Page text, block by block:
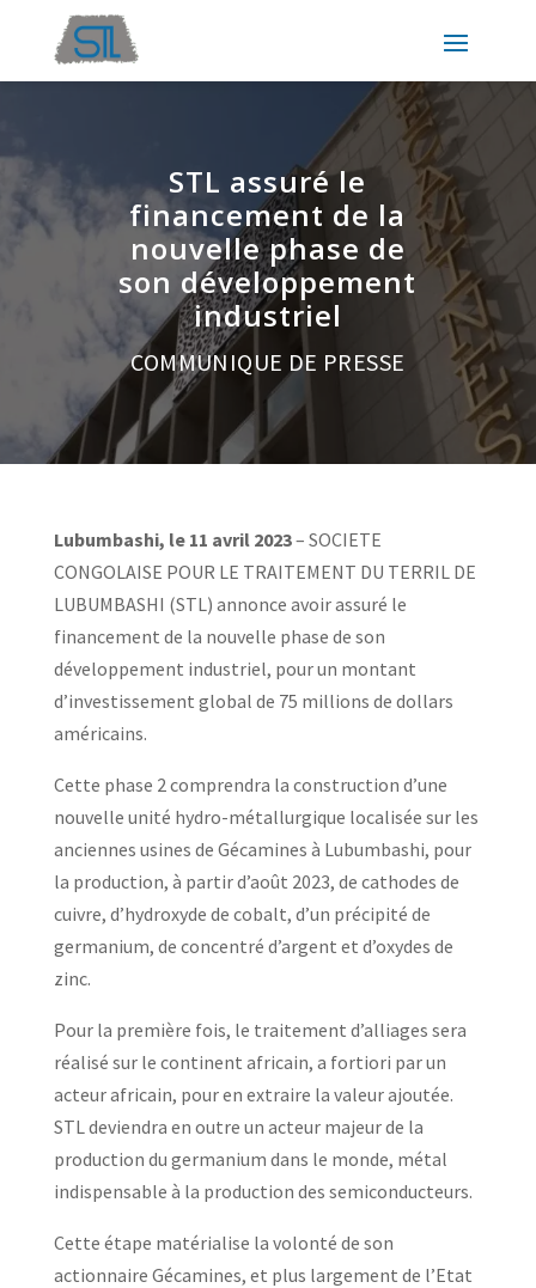
STL assuré le
financement de la
nouvelle phase de
son développement
industriel
COMMUNIQUE DE PRESSE
Lubumbashi, le 11 avril 2023– SOCIETE
CONGOLAISE POUR LE TRAITEMENT DU TERRIL DE
LUBUMBASHI (STL) annonce avoir assuré le
financement de la nouvelle phase de son
développement industriel, pour un montant
d’investissement global de 75 millions de dollars
américains.
Cette phase 2 comprendra la construction d’une
nouvelle unité hydro-métallurgique localisée sur les
anciennes usines de Gécamines à Lubumbashi, pour
la production, à partir d’août 2023, de cathodes de
cuivre, d’hydroxyde de cobalt, d’un précipité de
germanium, de concentré d’argent et d’oxydes de
zinc.
Pour la première fois, le traitement d’alliages sera
réalisé sur le continent africain, a fortiori par un
acteur africain, pour en extraire la valeur ajoutée.
STL deviendra en outre un acteur majeur de la
production du germanium dans le monde, métal
indispensable à la production des semiconducteurs.
Cette étape matérialise la volonté de son
actionnaire Gécamines, et plus largement de l’Etat